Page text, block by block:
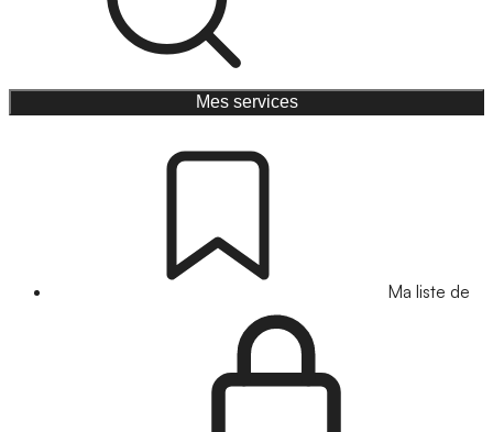
Mes services
Ma liste de